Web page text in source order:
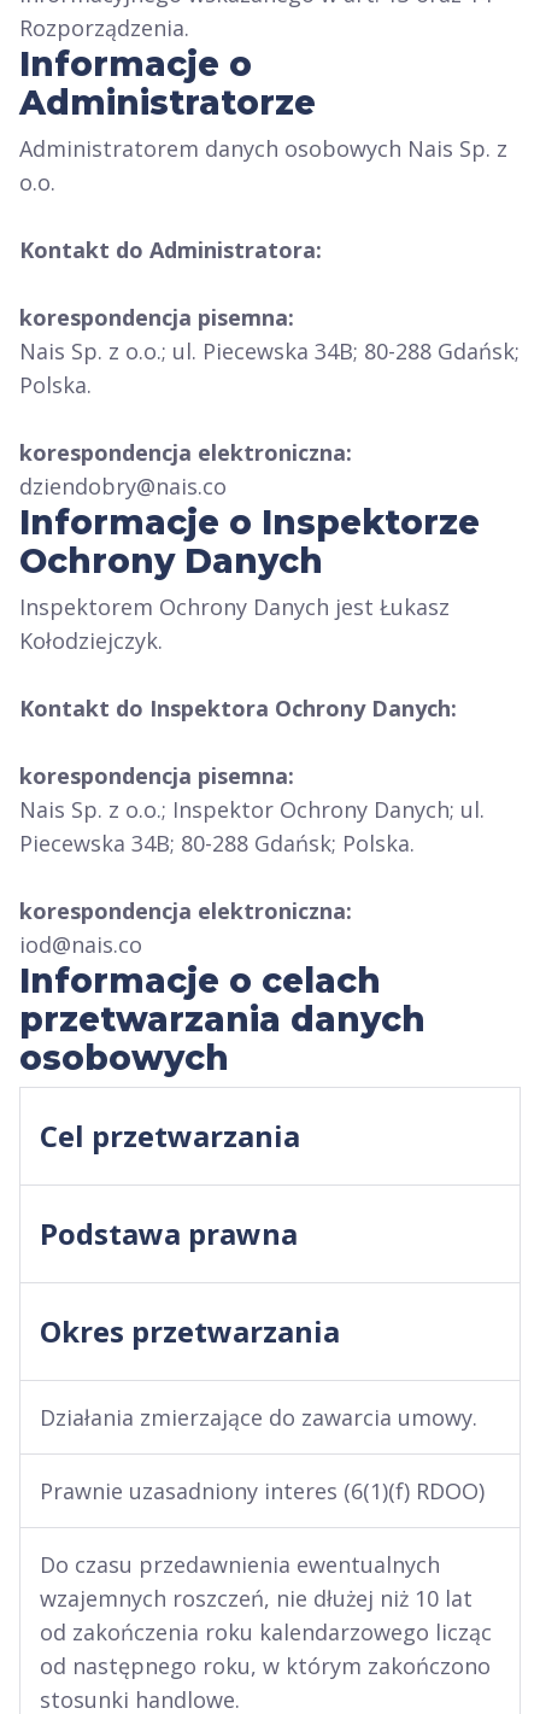
Rozporządzenia.
Informacje o
Administratorze
Administratorem danych osobowych Nais Sp. z
o.o.
Kontakt do Administratora:
korespondencja pisemna:
Nais Sp. z o.o.; ul. Piecewska 34B; 80-288 Gdańsk;
Polska.
korespondencja elektroniczna:
dziendobry@nais.co
Informacje o Inspektorze
Ochrony Danych
Inspektorem Ochrony Danych jest Łukasz
Kołodziejczyk.
Kontakt do Inspektora Ochrony Danych:
korespondencja pisemna:
Nais Sp. z o.o.; Inspektor Ochrony Danych; ul.
Piecewska 34B; 80-288 Gdańsk; Polska.
korespondencja elektroniczna:
iod@nais.co
Informacje o celach
przetwarzania danych
osobowych
Cel przetwarzania
Podstawa prawna
Okres przetwarzania
Działania zmierzające do zawarcia umowy.
Prawnie uzasadniony interes (6(1)(f) RDOO)
Do czasu przedawnienia ewentualnych
wzajemnych roszczeń, nie dłużej niż 10 lat
od zakończenia roku kalendarzowego licząc
od następnego roku, w którym zakończono
stosunki handlowe.